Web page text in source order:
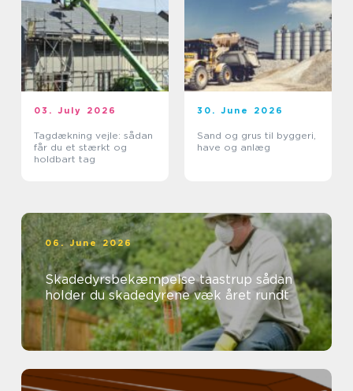
03. July 2026
Tagdækning vejle: sådan
får du et stærkt og
holdbart tag
30. June 2026
Sand og grus til byggeri,
have og anlæg
06. June 2026
Skadedyrsbekæmpelse taastrup sådan
holder du skadedyrene væk året rundt